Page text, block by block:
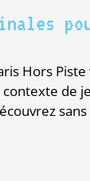
Hors
de